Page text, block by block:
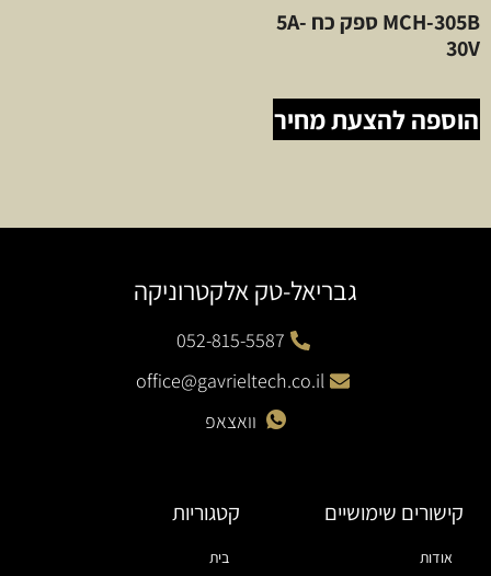
MCH-305B ספק כח 5A-
30V
הוספה להצעת מחיר
גבריאל-טק אלקטרוניקה
052-815-5587
office@gavrieltech.co.il
וואצאפ
קישורים שימושיים
אודות
קטגוריות
בית